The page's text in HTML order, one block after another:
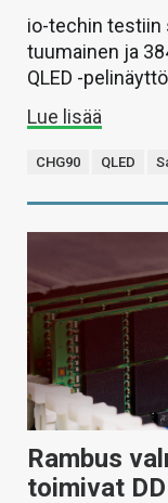
io-techin testiin
tuumainen ja
QLED -
Lue lisää
CHG90 QLED
Rambus
toimivat